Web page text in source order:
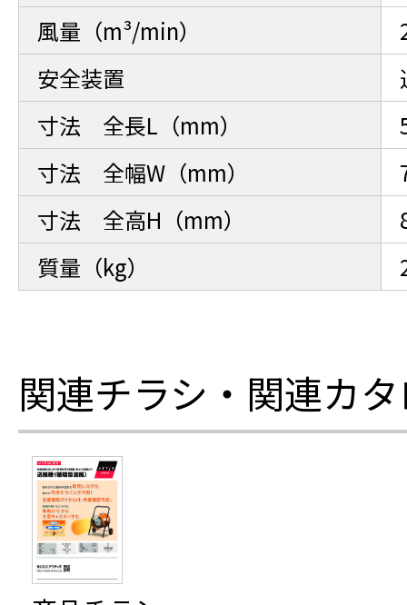
風量（m³/min）
安全装置
寸法 全長L（mm）
寸法 全幅W（mm）
寸法 全高H（mm）
質量（kg）
関連チラシ・関連カ